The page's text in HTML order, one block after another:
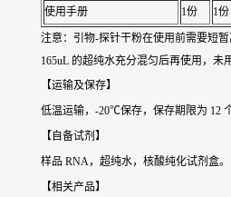
使用手册 1份 1份
注意：引物-探针干粉在使用前需要短
165uL 的超纯水充分混匀后再使用，未
【运输及保存】
低温运输，-20℃保存，保存期限为 12 个
【自备试剂】
样品 RNA，超纯水，核酸纯化试剂盒。
【相关产品】